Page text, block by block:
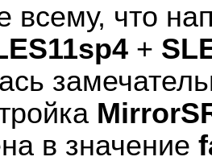
всему, что
+
в значение